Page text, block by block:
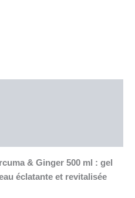
& Ginger 500 ml : gel
éclatante et revitalisée